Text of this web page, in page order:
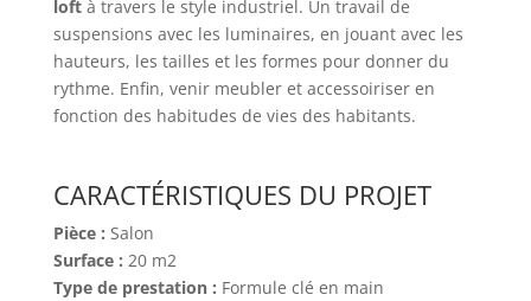
loftà travers le style industriel. Un travail de
suspensions avec les luminaires, en jouant avec les
hauteurs, les tailles et les formes pour donner du
rythme. Enfin, venir meubler et accessoiriser en
fonction des habitudes de vies des habitants.
CARACTÉRISTIQUES DU PROJET
Pièce : Salon
Surface : 20 m2
Type de prestation : Formule clé en main